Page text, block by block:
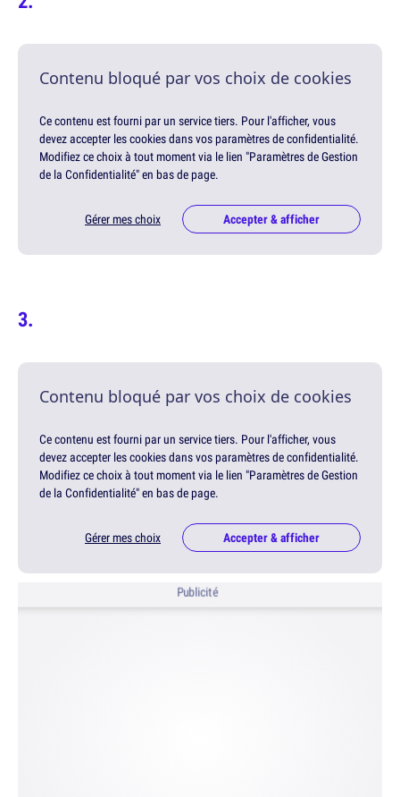
Contenu bloqué par vos choix de cookies
Ce contenu est fourni par un service tiers. Pour l'afficher, vous
devez accepter les cookies dans vos paramètres de confidentialité.
Modifiez ce choix à tout moment via le lien "Paramètres de Gestion
de la Confidentialité" en bas de page.
Gérer mes choix Accepter & afficher
Contenu bloqué par vos choix de cookies
Ce contenu est fourni par un service tiers. Pour l'afficher, vous
devez accepter les cookies dans vos paramètres de confidentialité.
Modifiez ce choix à tout moment via le lien "Paramètres de Gestion
de la Confidentialité" en bas de page.
Gérer mes choix Accepter & afficher
Publicité